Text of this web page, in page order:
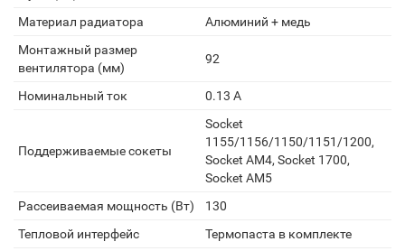
Материал радиатора
Алюминий + медь
Монтажный размер
вентилятора (мм)
92
Номинальный ток 0.13 А
Поддерживаемые сокеты
Socket
1155/1156/1150/1151/1200,
Socket AM4, Socket 1700,
Socket AM5
Рассеиваемая мощность (Вт)
130
Тепловой интерфейс
Термопаста в комплекте